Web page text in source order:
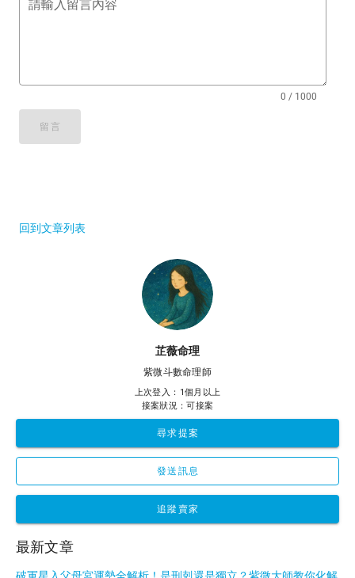
請輸入留言內容
0 / 1000
留言
回到文章列表
芷薇命理
紫微斗數命理師
上次登入：1個月以上
接案狀況：可接案
尋求提案
發送訊息
追蹤賣家
最新文章